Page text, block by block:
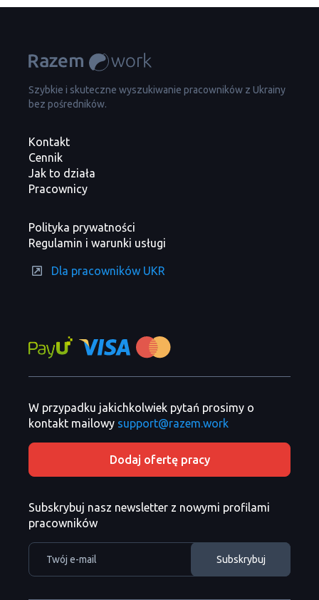
Szybkie i skuteczne wyszukiwanie pracowników z Ukrainy
bez pośredników.
Kontakt
Cennik
Jak to działa
Pracownicy
Polityka prywatności
Regulamin i warunki usługi
Dla pracowników UKR
W przypadku jakichkolwiek pytań prosimy o
kontakt mailowy support@razem.work
Dodaj ofertę pracy
Subskrybuj nasz newsletter z nowymi profilami
pracowników